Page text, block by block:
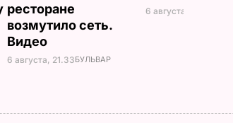
известном
ресторане
возмутило сеть.
Видео
окрошки